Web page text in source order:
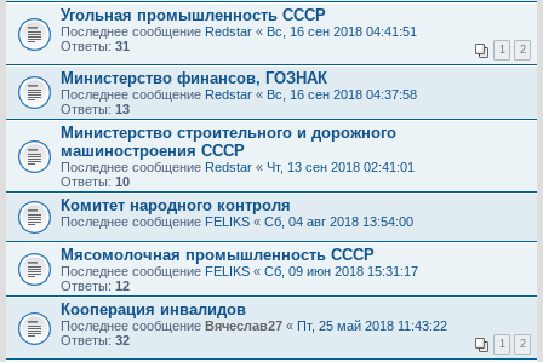
Угольная промышленность СССР
Последнее сообщение Redstar « Вс, 16 сен 2018 04:41:51
Ответы: 31 1 2
Министерство финансов, ГОЗНАК
Последнее сообщение Redstar « Вс, 16 сен 2018 04:37:58
Ответы: 13
Министерство строительного и дорожного
машиностроения СССР
Последнее сообщение Redstar « Чт, 13 сен 2018 02:41:01
Ответы: 10
Комитет народного контроля
Последнее сообщение FELIKS « Сб, 04 авг 2018 13:54:00
Мясомолочная промышленность СССР
Последнее сообщение FELIKS « Сб, 09 июн 2018 15:31:17
Ответы: 12
Кооперация инвалидов
Последнее сообщение Вячеслав27 « Пт, 25 май 2018 11:43:22
Ответы: 32 1 2